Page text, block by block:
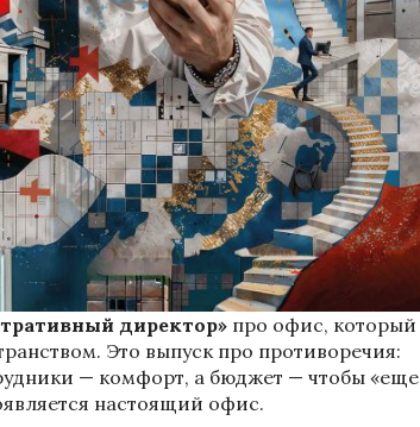
директор» про офис, который
Это выпуск про противоречия:
— комфорт, а бюджет — чтобы «еще
настоящий офис.